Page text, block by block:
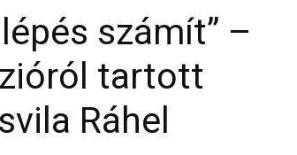
számít” –
tartott
Ráhel